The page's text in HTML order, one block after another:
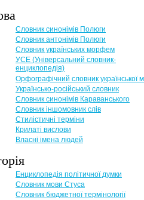
Словник синонімів Полюги
Словник антонімів Полюги
Словник українських морфем
УСЕ (Універсальний словник-
енциклопедія)
Орфографічний словник української
Українсько-російський словник
Словник синонімів Караванського
Словник іншомовник слів
Стилістичні терміни
Крилаті вислови
Власні імена людей
Енциклопедія політичної думки
Словник мови Стуса
Словник бюджетної термінології